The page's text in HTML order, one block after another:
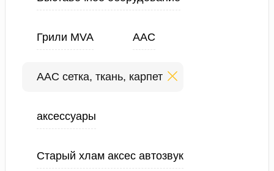
Грили MVA ААС
ААС сетка, ткань, карпет
аксессуары
Старый хлам аксес автозвук